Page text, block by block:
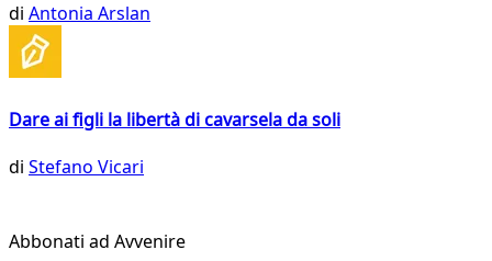
di Antonia Arslan
Dare ai figli la libertà di cavarsela da soli
di Stefano Vicari
Abbonati ad Avvenire